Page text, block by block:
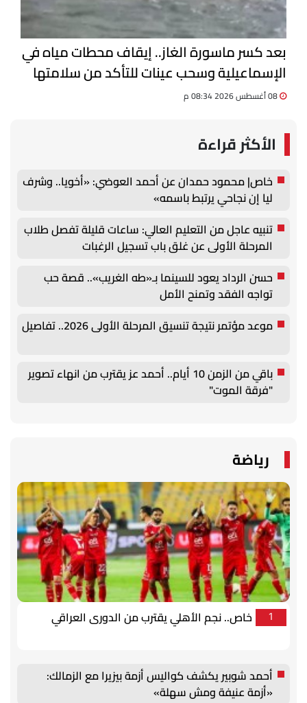
بعد كسر ماسورة الغاز.. إيقاف محطات مياه في
الإسماعيلية وسحب عينات للتأكد من سلامتها
الأكثر قراءة
خاص| محمود حمدان عن أحمد العوضي: «أخويا.. وشرف
ليا إن نجاحي يرتبط باسمه»
تنبيه عاجل من التعليم العالي: ساعات قليلة تفصل طلاب
المرحلة الأولى عن غلق باب تسجيل الرغبات
حسن الرداد يعود للسينما بـ«طه الغريب».. قصة حب
تواجه الفقد وتمنح الأمل
موعد مؤتمر نتيجة تنسيق المرحلة الأولى 2026.. تفاصيل
باقي من الزمن 10 أيام.. أحمد عز يقترب من انهاء تصوير
"فرقة الموت"
رياضة
1 خاص.. نجم الأهلي يقترب من الدورى العراقي
أحمد شوبير يكشف كواليس أزمة بيزيرا مع الزمالك:
«أزمة عنيفة ومش سهلة»